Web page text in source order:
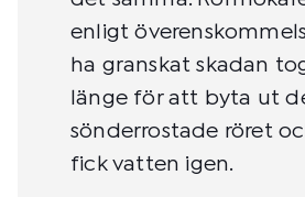
enligt
ha granskat skadan
länge för att byta ut
sönderrostade röret
fick vatten igen.